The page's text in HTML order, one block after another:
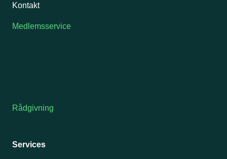
Kontakt
Medlemsservice
Rådgivning
Services